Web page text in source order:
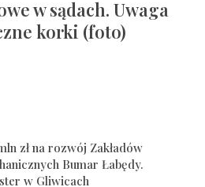
w sądach. Uwaga
korki (foto)
zł na rozwój Zakładów
Bumar Łabędy.
w Gliwicach